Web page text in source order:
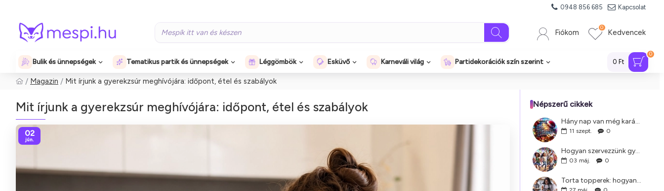
0948 856 685 Kapcsolat
Fiókom Kedvencek
0
Bulik és ünnepségek Tematikus partik és ünnepségek Léggömbök Esküvő Karneváli világ Partidekorációk szín szerint 0 Ft
0
Magazin Mit írjunk a gyerekzsúr meghívójára: időpont, étel és szabályok
Mit írjunk a gyerekzsúr meghívójára: időpont, étel és szabályok
02
jún.
Népszerű cikkek
Hány nap van még karácsonyig?
11 szept. 0
Hogyan szervezzünk gyerekzsúrt?
03 máj. 0
Torta topperek: hogyan válasszuk ki a tökéleteset?